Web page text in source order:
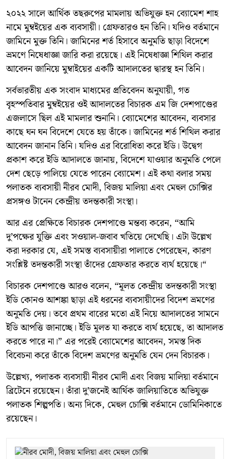
২০২২ সালে আর্থিক তছরুপের মামলায় অভিযুক্ত হন ব্যোমেশ শাহ
নামে মুম্বইয়ের এক ব্যবসায়ী। গ্রেফতারও হন তিনি। যদিও বর্তমানে
জামিনে মুক্ত তিনি। জামিনের শর্ত হিসাবে অনুমতি ছাড়া বিদেশে
ভ্রমণে নিষেধাজ্ঞা জারি করা রয়েছে। এই নিষেধাজ্ঞা শিথিল করার
আবেদন জানিয়ে মুম্বাইয়ের একটি আদালতের দ্বারস্থ হন তিনি।
সর্বভারতীয় এক সংবাদ মাধ্যমের প্রতিবেদন অনুযায়ী, গত
বৃহস্পতিবার মুম্বইয়ের ওই আদালতের বিচারক এম জি দেশপাণ্ডের
এজলাসে ছিল এই মামলার শুনানি। ব্যোমেশের আবেদন, ব্যবসার
কাছে ঘন ঘন বিদেশে যেতে হয় তাঁকে। জামিনের শর্ত শিথিল করার
আবেদন জানান তিনি। যদিও এর বিরোধিতা করে ইডি। উদ্বেগ
প্রকাশ করে ইডি আদালতে জানায়, বিদেশে যাওয়ার অনুমতি পেলে
দেশ ছেড়ে পালিয়ে যেতে পারেন ব্যোমেশ। এই কথা বলার সময়
পলাতক ব্যবসায়ী নীরব মোদী, বিজয় মালিয়া এবং মেহুল চোক্সির
প্রসঙ্গও টানেন কেন্দ্রীয় তদন্তকারী সংস্থা।
আর এর প্রেক্ষিতে বিচারক দেশপাণ্ডে মন্তব্য করেন, “আমি
দু’পক্ষের যুক্তি এবং সওয়াল-জবাব খতিয়ে দেখেছি। এটা উল্লেখ
করা দরকার যে, এই সমস্ত ব্যবসায়ীরা পালাতে পেরেছেন, কারণ
সংশ্লিষ্ট তদন্তকারী সংস্থা তাঁদের গ্রেফতার করতে ব্যর্থ হয়েছে।“
বিচারক দেশপাণ্ডে আরও বলেন, “মূলত কেন্দ্রীয় তদন্তকারী সংস্থা
ইডি কোনও আশঙ্কা ছাড়া এই ধরনের ব্যবসায়ীদের বিদেশ ভ্রমণের
অনুমতি দেয়। তবে প্রথম বারের মতো এই নিয়ে আদালতের সামনে
ইডি আপত্তি জানাচ্ছে। ইডি মূলত যা করতে ব্যর্থ হয়েছে, তা আদালত
করতে পারে না।” এর পরেই ব্যোমেশের আবেদন, সমস্ত দিক
বিবেচনা করে তাঁকে বিদেশ ভ্রমণের অনুমতি যেন দেন বিচারক।
উল্লেখ্য, পলাতক ব্যবসায়ী নীরব মোদী এবং বিজয় মালিয়া বর্তমানে
ব্রিটেনে রয়েছেন। তাঁরা দু’জনেই আর্থিক জালিয়াতিতে অভিযুক্ত
পলাতক শিল্পপতি। অন্য দিকে, মেহুল চোক্সি বর্তমানে ডোমিনিকাতে
রয়েছেন।